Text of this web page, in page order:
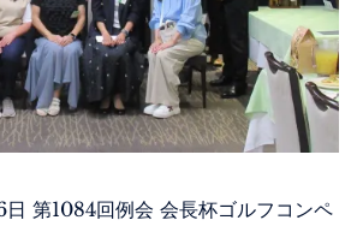
第1084回例会 会長杯ゴルフコンペ